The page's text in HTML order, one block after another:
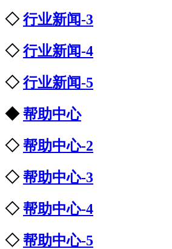
◇行业新闻-3
◇行业新闻-4
◇行业新闻-5
◆帮助中心
◇帮助中心-2
◇帮助中心-3
◇帮助中心-4
◇帮助中心-5